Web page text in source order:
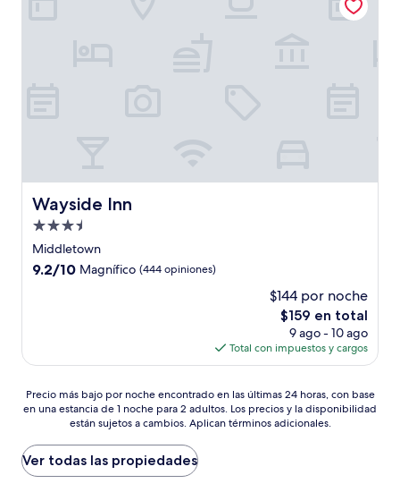
Wayside Inn
Wayside Inn
Propiedad
de
3.5
Middletown
9.2
9.2/10 Magnífico (444 opiniones)
$144 por noche
El
precio
actual
es
$159
$159 en total
9 ago - 10 ago
Total con impuestos y cargos
Precio
más
por
noche
encontrado
Precio más bajo por noche encontrado en las últimas 24 horas, con base
en una estancia de 1 noche para 2 adultos. Los precios y la disponibilidad
están sujetos a cambios. Aplican términos adicionales.
Ver todas las propiedades